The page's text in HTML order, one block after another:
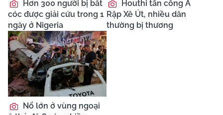
Hơn 300 người bị bắt
cóc được giải cứu trong 1
ngày ở Nigeria
Houthi tấn công Ả
Rập Xê Út, nhiều dân
thường bị thương
Nổ lớn ở vùng ngoại